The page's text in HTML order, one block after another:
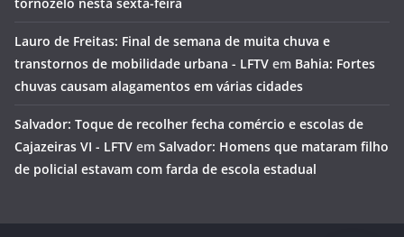
Lauro de Freitas: Final de semana de muita chuva e
transtornos de mobilidade urbana - LFTV em Bahia: Fortes
chuvas causam alagamentos em várias cidades
Salvador: Toque de recolher fecha comércio e escolas de
Cajazeiras VI - LFTV em Salvador: Homens que mataram filho
de policial estavam com farda de escola estadual